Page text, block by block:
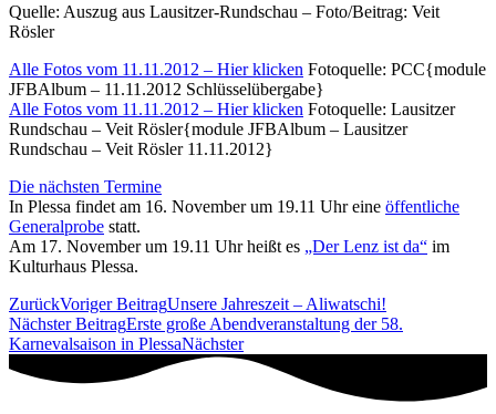
Quelle: Auszug aus Lausitzer-Rundschau – Foto/Beitrag: Veit
Rösler
Alle Fotos vom 11.11.2012 – Hier klicken Fotoquelle: PCC{module
JFBAlbum – 11.11.2012 Schlüsselübergabe}
Alle Fotos vom 11.11.2012 – Hier klicken Fotoquelle: Lausitzer
Rundschau – Veit Rösler{module JFBAlbum – Lausitzer
Rundschau – Veit Rösler 11.11.2012}
Die nächsten Termine
In Plessa findet am 16. November um 19.11 Uhr eine öffentliche
Generalprobe statt.
Am 17. November um 19.11 Uhr heißt es „Der Lenz ist da“ im
Kulturhaus Plessa.
ZurückVoriger BeitragUnsere Jahreszeit – Aliwatschi!
Nächster BeitragErste große Abendveranstaltung der 58.
Karnevalsaison in PlessaNächster